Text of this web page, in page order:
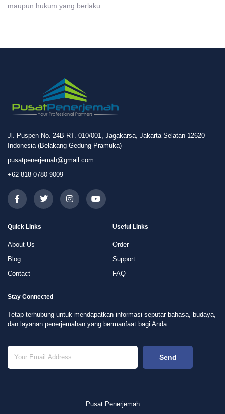
maupun hukum yang berlaku....
Jl. Puspen No. 24B RT. 010/001, Jagakarsa, Jakarta Selatan 12620
Indonesia (Belakang Gedung Pramuka)
pusatpenerjemah@gmail.com
+62 818 0780 9009
Quick Links
About Us
Blog
Contact
Useful Links
Order
Support
FAQ
Stay Connected
Tetap terhubung untuk mendapatkan informasi seputar bahasa, budaya,
dan layanan penerjemahan yang bermanfaat bagi Anda.
Send
Pusat Penerjemah